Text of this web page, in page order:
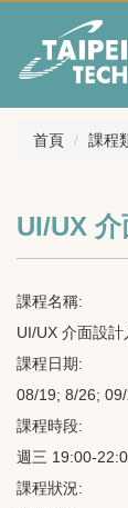
內
首頁 課程
UI/UX 介
課程名稱:
UI/UX 介面設計
課程日期:
08/19; 8/26;
課程時段:
週三 19:00-
課程狀況: